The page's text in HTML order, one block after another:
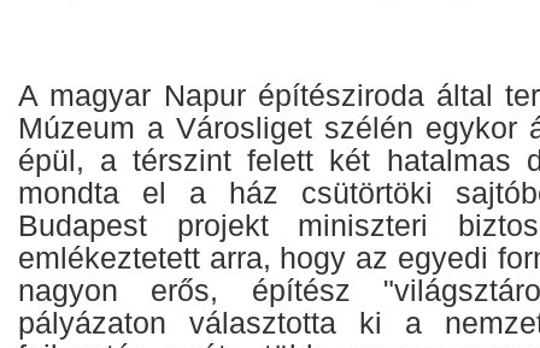
A magyar Napur építésziroda által
Múzeum a Városliget szélén egykor
épül, a térszint felett két hatalmas
mondta el a ház csütörtöki
Budapest projekt miniszteri
emlékeztetett arra, hogy az egyedi
nagyon erős, építész
pályázaton választotta ki a